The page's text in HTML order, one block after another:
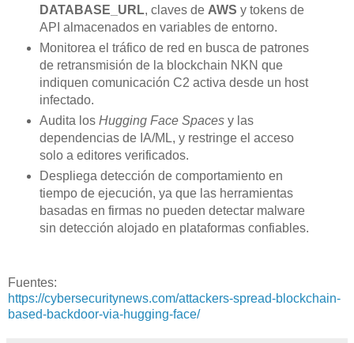
DATABASE_URL, claves de AWS y tokens de
API almacenados en variables de entorno.
Monitorea el tráfico de red en busca de patrones
de retransmisión de la blockchain NKN que
indiquen comunicación C2 activa desde un host
infectado.
Audita los Hugging Face Spacesy las
dependencias de IA/ML, y restringe el acceso
solo a editores verificados.
Despliega detección de comportamiento en
tiempo de ejecución, ya que las herramientas
basadas en firmas no pueden detectar malware
sin detección alojado en plataformas confiables.
Fuentes:
https://cybersecuritynews.com/attackers-spread-blockchain-
based-backdoor-via-hugging-face/